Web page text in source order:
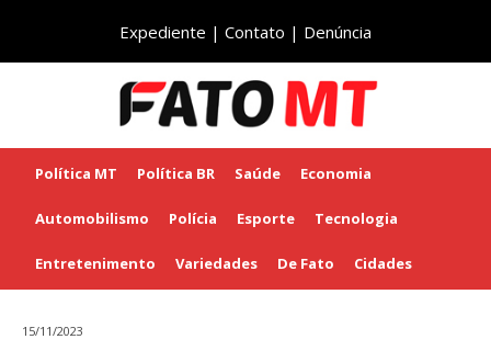
Expediente | Contato | Denúncia
Política MT Política BR Saúde Economia
Automobilismo Polícia Esporte Tecnologia
Entretenimento Variedades De Fato Cidades
15/11/2023